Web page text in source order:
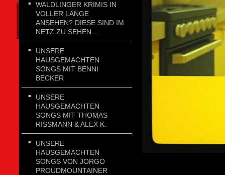
WALDLINGER KRIMIS IN
VOLLER LÄNGE
ANSEHEN? DIESE SIND IM
NETZ ZU SEHEN....
UNSERE
HAUSGEMACHTEN
SONGS MIT BENNI
BECKER
UNSERE
HAUSGEMACHTEN
SONGS MIT THOMAS
RISSMANN & ALEX K.
UNSERE
HAUSGEMACHTEN
SONGS VON JORGO
PROUDMOUNTAINER